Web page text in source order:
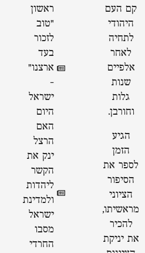
קם העם
היהודי
לתחיה
לאחר
אלפיים
שנות
גלות
וחורבן.
הגיע
הזמן
לספר את
הסיפור
הציוני
מראשיתו,
להכיר
את יניקת
ראשון
״טוב
לזכור
בעד
ארצנו״
-
ישראל
היום
האם
הרצל
ינק את
הקשר
ליהדות
ולמדינת
ישראל
מסבו
החרדי